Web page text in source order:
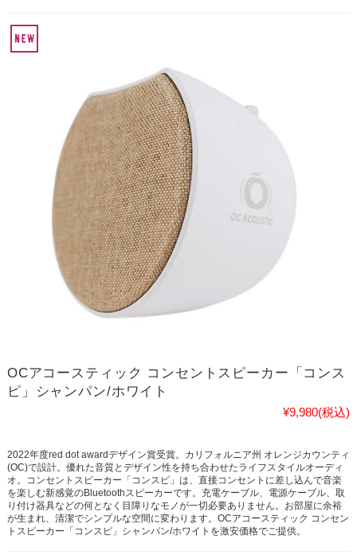
OCアコースティック コンセントスピーカー「コンス
ピ」シャンパン/ホワイト
¥9,980(税込)
2022年度red dot awardデザイン賞受賞。カリフォルニア州 オレンジカウンティ
(OC)で設計。優れた音質とデザイン性を持ち合わせたライフスタイルオーディ
オ。コンセントスピーカー「コンスピ」は、直接コンセントに差し込んで音楽
を楽しむ新感覚のBluetoothスピーカーです。充電ケーブル、電源ケーブル、取
り付け器具などの何となく目障りなモノが一切必要ありません。お部屋に余裕
が生まれ、清潔でシンプルな空間に変わります。OCアコースティック コンセン
トスピーカー「コンスピ」シャンパン/ホワイトを激安価格でご提供。